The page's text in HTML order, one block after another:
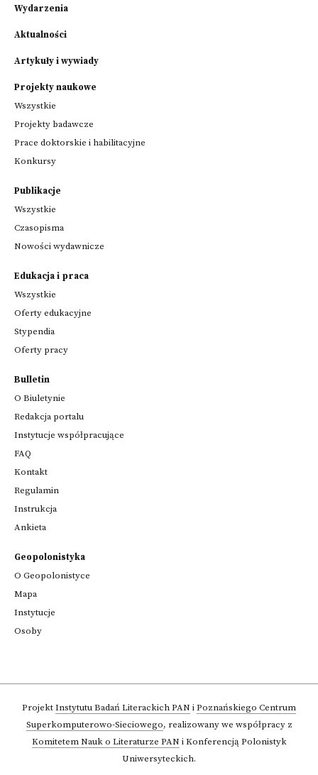
Wydarzenia
Aktualności
Artykuły i wywiady
Projekty naukowe
Wszystkie
Projekty badawcze
Prace doktorskie i habilitacyjne
Konkursy
Publikacje
Wszystkie
Czasopisma
Nowości wydawnicze
Edukacja i praca
Wszystkie
Oferty edukacyjne
Stypendia
Oferty pracy
Bulletin
O Biuletynie
Redakcja portalu
Instytucje współpracujące
FAQ
Kontakt
Regulamin
Instrukcja
Ankieta
Geopolonistyka
O Geopolonistyce
Mapa
Instytucje
Osoby
ProjektInstytutu Badań Literackich PAN iPoznańskiego Centrum
Superkomputerowo-Sieciowego, realizowany we współpracy z
Komitetem Nauk o Literaturze PAN i Konferencją Polonistyk
Uniwersyteckich.